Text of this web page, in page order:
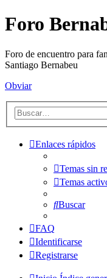
Foro
Foro de encuentro para
Santiago Bernabeu
Obviar
Enlaces rápidos
Temas sin
Temas
Buscar
FAQ
Identificarse
Registrarse